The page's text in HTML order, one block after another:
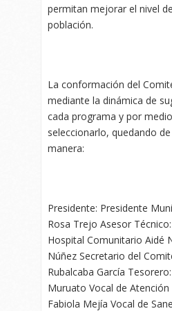
permitan mejorar el nivel
población.
La conformación del
mediante la dinámica de
cada programa y por
seleccionarlo, quedando
manera:
Presidente: Presidente
Rosa Trejo Asesor
Hospital Comunitario Aidé
Núñez Secretario del
Rubalcaba García
Muruato Vocal de Atención
Fabiola Mejía Vocal de